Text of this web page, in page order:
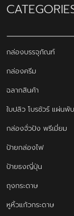
กล่องบรรจุภัณฑ์
กล่องครีม
ฉลากสินค้า
ใบปลิว โบรชัวร์ แผ่นพับ
กล่องจั่วปัง พรีเมี่ยม
ป้ายกล่องไฟ
ป้ายธงญี่ปุ่น
ถุงกระดาษ
หูหิ้วแก้วกระดาษ